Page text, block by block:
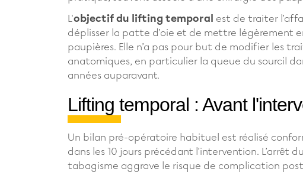
L'objectif du lifting temporal est de traiter
déplisser la patte d’oie et de mettre légèrement
paupières. Elle n’a pas pour but de modifier les
anatomiques, en particulier la queue du sourcil
années auparavant.
Lifting temporal : Avant
Un bilan pré-opératoire habituel est réalisé
dans les 10 jours précédant l’intervention. L’arrêt
tabagisme aggrave le risque de complication